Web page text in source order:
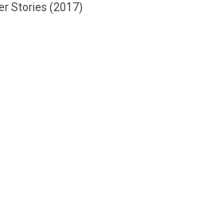
Stories (2017)